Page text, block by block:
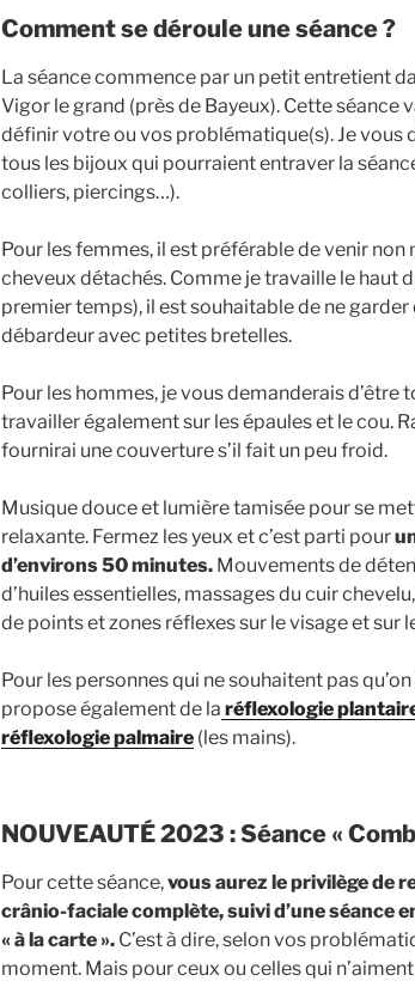
Comment se déroule une séance ?
La séance commence par un petit entretient
Vigor le grand (près de Bayeux). Cette séance
définir votre ou vos problématique(s). Je vous
tous les bijoux qui pourraient entraver la
colliers, piercings…).
Pour les femmes, il est préférable de venir non
cheveux détachés. Comme je travaille le haut
premier temps), il est souhaitable de ne
débardeur avec petites bretelles.
Pour les hommes, je vous demanderais d’être
travailler également sur les épaules et le cou.
fournirai une couverture s’il fait un peu froid.
Musique douce et lumière tamisée pour se
relaxante. Fermez les yeux et c’est parti pour
d’environs 50 minutes. Mouvements de
d’huiles essentielles, massages du cuir
de points et zones réflexes sur le visage et sur
Pour les personnes qui ne souhaitent pas
propose également de la réflexologie
réflexologie palmaire(les mains).
NOUVEAUTÉ 2023 : Séance «
Pour cette séance,vous aurez le privilège de
crânio-faciale complète, suivi d’une séance
« à la carte ». C’est à dire, selon vos
moment. Mais pour ceux ou celles qui